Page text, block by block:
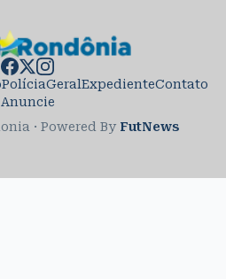
PolíciaGeralExpedienteContato
Anuncie
· Powered By FutNews